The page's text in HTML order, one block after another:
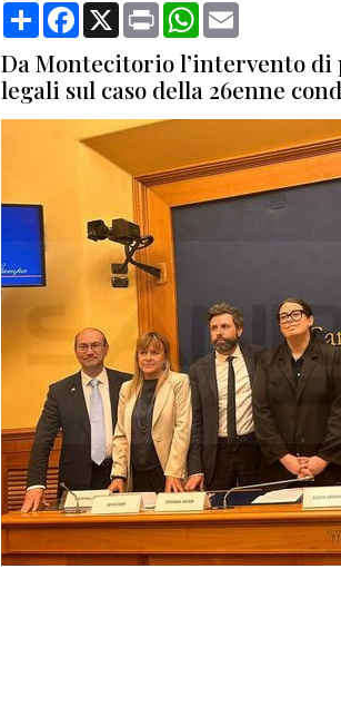
CondividiFacebook
X Print WhatsApp
Da Montecitorio l’intervento
legali sul caso della 26enne